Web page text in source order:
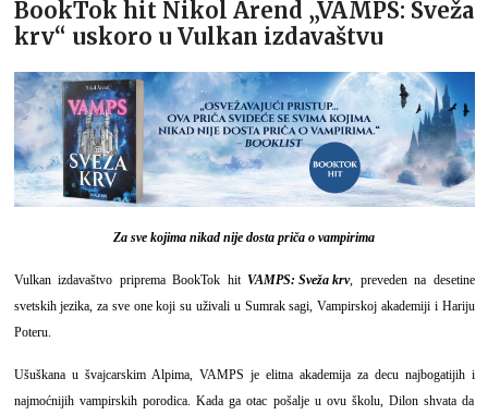
BookTok hit Nikol Arend „VAMPS: Sveža
krv“ uskoro u Vulkan izdavaštvu
Za sve kojima nikad nije dosta priča o vampirima
Vulkan izdavaštvo priprema BookTok hit VAMPS: Sveža krv, preveden na desetine
svetskih jezika, za sve one koji su uživali u Sumrak sagi, Vampirskoj akademiji i Hariju
Poteru.
Ušuškana u švajcarskim Alpima, VAMPS je elitna akademija za decu najbogatijih i
najmoćnijih vampirskih porodica. Kada ga otac pošalje u ovu školu, Dilon shvata da